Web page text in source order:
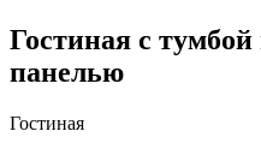
Гостиная с
панелью
Гостиная